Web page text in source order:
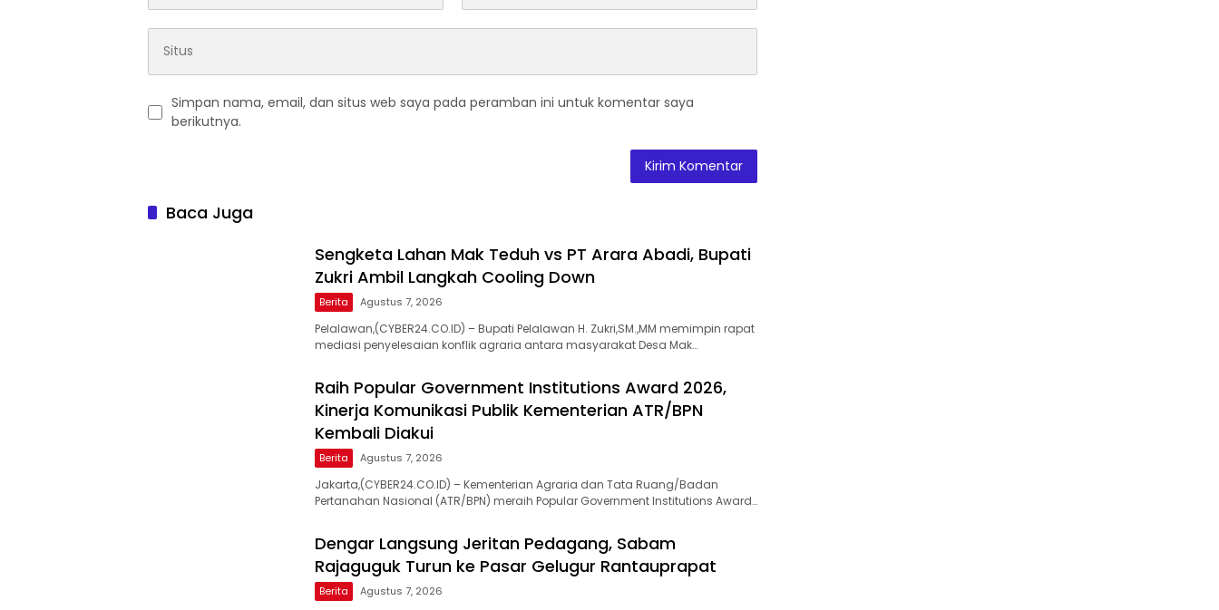
Simpan nama, email, dan situs web saya pada peramban ini untuk komentar saya
berikutnya.
Baca Juga
Sengketa Lahan Mak Teduh vs PT Arara Abadi, Bupati
Zukri Ambil Langkah Cooling Down
Berita Agustus 7, 2026
Pelalawan,(CYBER24.CO.ID) – Bupati Pelalawan H. Zukri,SM.,MM memimpin rapat
mediasi penyelesaian konflik agraria antara masyarakat Desa Mak…
Raih Popular Government Institutions Award 2026,
Kinerja Komunikasi Publik Kementerian ATR/BPN
Kembali Diakui
Berita Agustus 7, 2026
Jakarta,(CYBER24.CO.ID) – Kementerian Agraria dan Tata Ruang/Badan
Pertanahan Nasional (ATR/BPN) meraih Popular Government Institutions Award…
Dengar Langsung Jeritan Pedagang, Sabam
Rajaguguk Turun ke Pasar Gelugur Rantauprapat
Berita Agustus 7, 2026